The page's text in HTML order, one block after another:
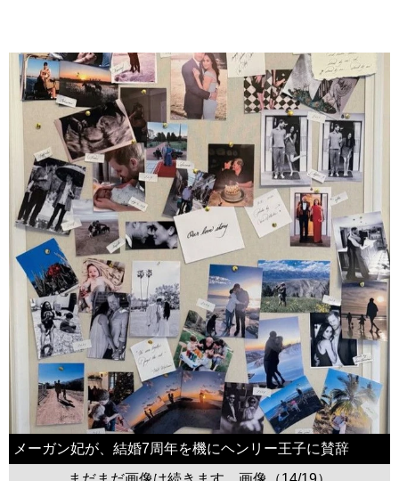
メーガン妃が、結婚7周年を機にヘンリー王子に賛辞